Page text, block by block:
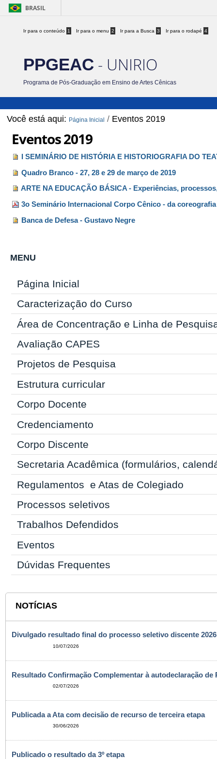
BRASIL
Ir para o conteúdo 1 Ir para o menu 2 Ir para a Busca 3 Ir para o rodapé 4
PPGEAC - UNIRIO
Programa de Pós-Graduação em Ensino de Artes Cênicas
Você está aqui: Página Inicial / Eventos 2019
Eventos 2019
I SEMINÁRIO DE HISTÓRIA E HISTORIOGRAFIA DO
Quadro Branco - 27, 28 e 29 de março de 2019
ARTE NA EDUCAÇÃO BÁSICA - Experiências,
3o Seminário Internacional Corpo Cênico - da
Banca de Defesa - Gustavo Negre
MENU
Página Inicial
Caracterização do Curso
Área de Concentração e Linha de
Avaliação CAPES
Projetos de Pesquisa
Estrutura curricular
Corpo Docente
Credenciamento
Corpo Discente
Secretaria Acadêmica (formulários,
Regulamentos e Atas de Colegiado
Processos seletivos
Trabalhos Defendidos
Eventos
Dúvidas Frequentes
NOTÍCIAS
Divulgado resultado final do processo seletivo discente 2026
10/07/2026
Resultado Confirmação Complementar à autodeclaração de
02/07/2026
Publicada a Ata com decisão de recurso de terceira etapa
30/06/2026
Publicado o resultado da 3º etapa